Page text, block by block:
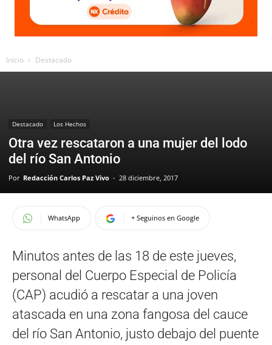
Inicio Destacado
Destacado Los Hechos
Otra vez rescataron a una mujer del lodo
del río San Antonio
Por Redacción Carlos Paz Vivo - 28 diciembre, 2017
WhatsApp + Seguinos en Google
Minutos antes de las 18 de este jueves,
personal del Cuerpo Especial de Policía
(CAP) acudió a rescatar a una joven
atascada en una zona fangosa del cauce
del río San Antonio, justo debajo del puente